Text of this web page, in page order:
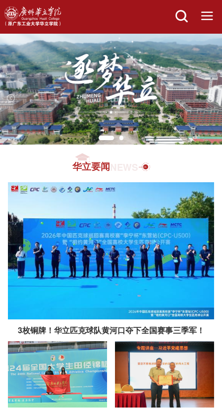
华立要闻
3枚铜牌！华立匹克球队黄河口夺下全国赛事三季军！